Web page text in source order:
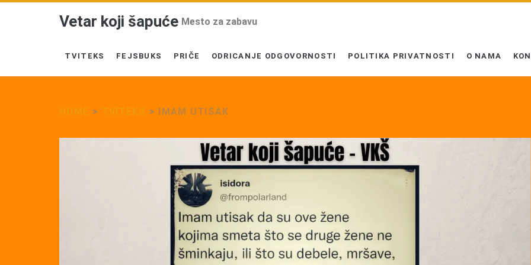
Vetar koji šapuće Mesto za zabavu
TVITEKS FEJSBUKS PRIČE ODRICANJE ODGOVORNOSTI POLITIKA PRIVATNOSTI O NAMA
> > IMAM UTISAK